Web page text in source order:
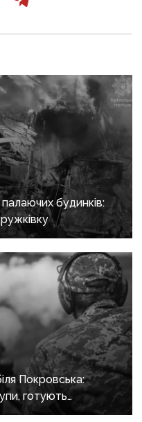
будинків:
Покровська:
готують
перерізати